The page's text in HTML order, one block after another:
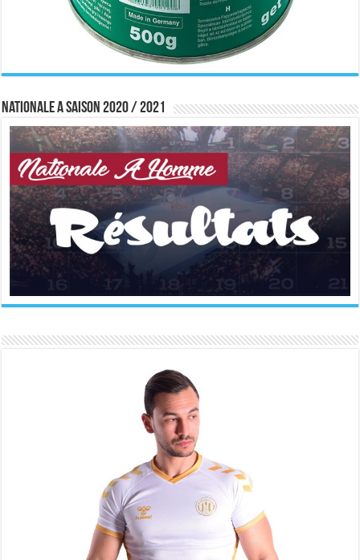
Nationale A saison 2020 / 2021